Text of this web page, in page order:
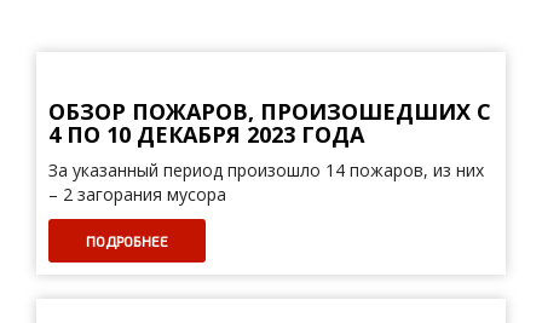
ОБЗОР ПОЖАРОВ, ПРОИЗОШЕДШИХ С
4 ПО 10 ДЕКАБРЯ 2023 ГОДА
За указанный период произошло 14 пожаров, из них
– 2 загорания мусора
ПОДРОБНЕЕ